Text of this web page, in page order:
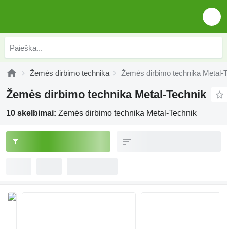
Žemės dirbimo technika Žemės dirbimo technika Metal-
Žemės dirbimo technika Metal-Technik
10 skelbimai: Žemės dirbimo technika Metal-Technik